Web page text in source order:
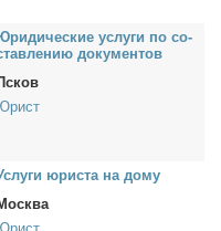
услу­ги по со­
до­ку­мен­тов
юри­ста на до­му